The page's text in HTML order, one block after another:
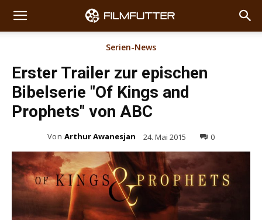
Serien-News
Erster Trailer zur epischen
Bibelserie "Of Kings and
Prophets" von ABC
Von Arthur Awanesjan 24. Mai 2015 0